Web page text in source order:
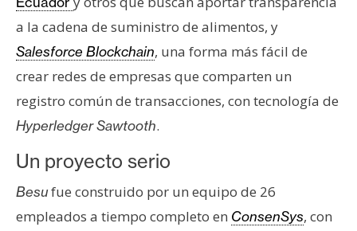
n
t
a
c
y
P
u
b
l
a la cadena de suministro de alimentos, y
Salesforce Blockchain, una forma más fácil de
crear redes de empresas que comparten un
registro común de transacciones, con tecnología de
Hyperledger Sawtooth.
Un proyecto serio
Besufue construido por un equipo de 26
empleados a tiempo completo en ConsenSys, con